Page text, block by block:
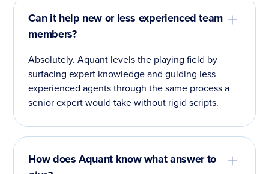
Can it help new or less experienced team
members?
Absolutely. Aquant levels the playing field by
surfacing expert knowledge and guiding less
experienced agents through the same process a
senior expert would take without rigid scripts.
How does Aquant know what answer to